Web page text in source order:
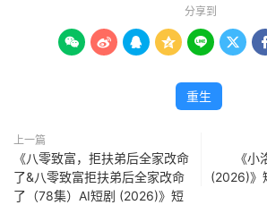
分享到
      
重生
上一篇
《八零致富，拒扶弟后全家改命
了&八零致富拒扶弟后全家改命
了（78集）AI短剧 (2026)》短
《
(2026)》